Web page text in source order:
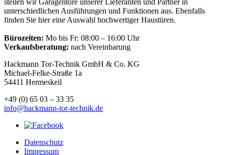
stellen wir Garagentore unserer Lieferanten und Partner in
unterschiedlichen Ausführungen und Funktionen aus. Ebenfalls
finden Sie hier eine Auswahl hochwertiger Haustüren.
Bürozeiten: Mo bis Fr: 08:00 – 16:00 Uhr
Verkaufsberatung: nach Vereinbarung
Hackmann Tor-Technik GmbH & Co. KG
Michael-Felke-Straße 1a
54411 Hermeskeil
+49 (0) 65 03 – 33 35
info@hackmann-tor-technik.de
Datenschutz
Impressum